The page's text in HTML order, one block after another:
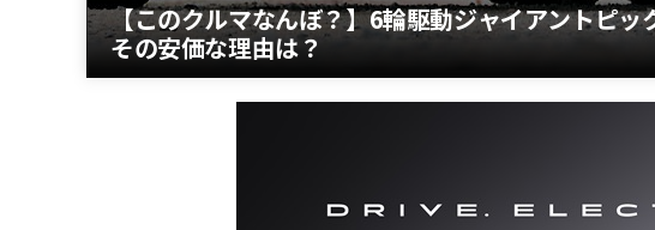
【このクルマなんぼ？】6輪駆動ジャイアント
その安価な理由は？